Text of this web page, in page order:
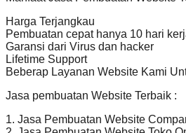
Harga Terjangkau
Pembuatan cepat hanya 10 hari
Garansi dari Virus dan hacker
Lifetime Support
Beberap Layanan Website Kami
Jasa pembuatan Website Terbaik :
1. Jasa Pembuatan Website